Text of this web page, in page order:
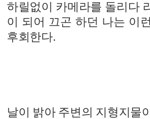
하릴없이 카메라를 돌리다
이 되어 끄곤 하던 나는 이
후회한다.
날이 밝아 주변의 지형지물